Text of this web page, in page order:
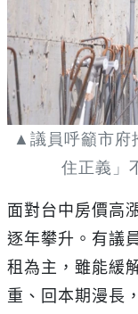
▲議員呼籲市府
住正義」
面對台中房價高
逐年攀升。有議
租為主，雖能緩
重、回本期漫長